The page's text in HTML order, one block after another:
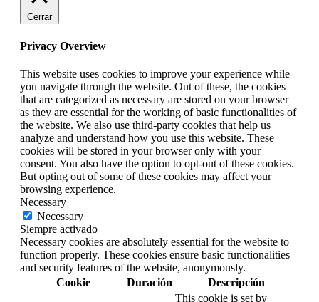
Cerrar
Privacy Overview
This website uses cookies to improve your experience while
you navigate through the website. Out of these, the cookies
that are categorized as necessary are stored on your browser
as they are essential for the working of basic functionalities of
the website. We also use third-party cookies that help us
analyze and understand how you use this website. These
cookies will be stored in your browser only with your
consent. You also have the option to opt-out of these cookies.
But opting out of some of these cookies may affect your
browsing experience.
Necessary
Necessary
Siempre activado
Necessary cookies are absolutely essential for the website to
function properly. These cookies ensure basic functionalities
and security features of the website, anonymously.
Cookie
Duración Descripción
This cookie is set by